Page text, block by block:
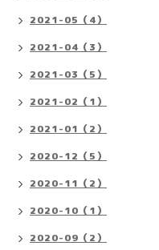
2021-05（4）
2021-04（3）
2021-03（5）
2021-02（1）
2021-01（2）
2020-12（5）
2020-11（2）
2020-10（1）
2020-09（2）